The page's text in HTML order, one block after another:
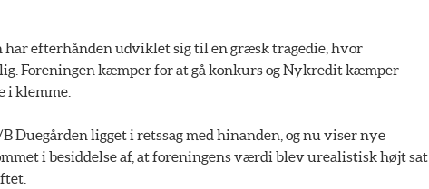
efterhånden udviklet sig til en græsk tragedie, hvor
Foreningen kæmper for at gå konkurs og Nykredit kæmper
i klemme.
Duegården ligget i retssag med hinanden, og nu viser nye
i besiddelse af, at foreningens værdi blev urealistisk højt sat